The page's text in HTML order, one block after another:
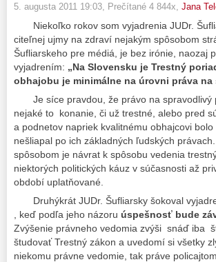
5. augusta 2011 19:03 , Prečítané 4 844x, Jana
Niekoľko rokov som vyjadrenia JUDr.
citeľnej ujmy na zdraví nejakým spôsobom
Šufliarskeho pre médiá, je bez irónie, naozaj
vyjadrením: „Na Slovensku je Trestný
obhajobu je minimálne na úrovni práva
Je síce pravdou, že právo na spravodlivý
nejaké to konanie, či už trestné, alebo pred
a podnetov napriek kvalitnému obhajcovi
nešliapal po ich základných ľudských
spôsobom je návrat k spôsobu vedenia
niektorých politických káuz v súčasnosti až
období uplatňované.
Druhýkrát JUDr. Šufliarsky šokoval
, keď podľa jeho názoru úspešnosť bude
Zvýšenie právneho vedomia zvýši snáď iba
študovať Trestný zákon a uvedomí si všetky
niekomu právne vedomie, tak práve